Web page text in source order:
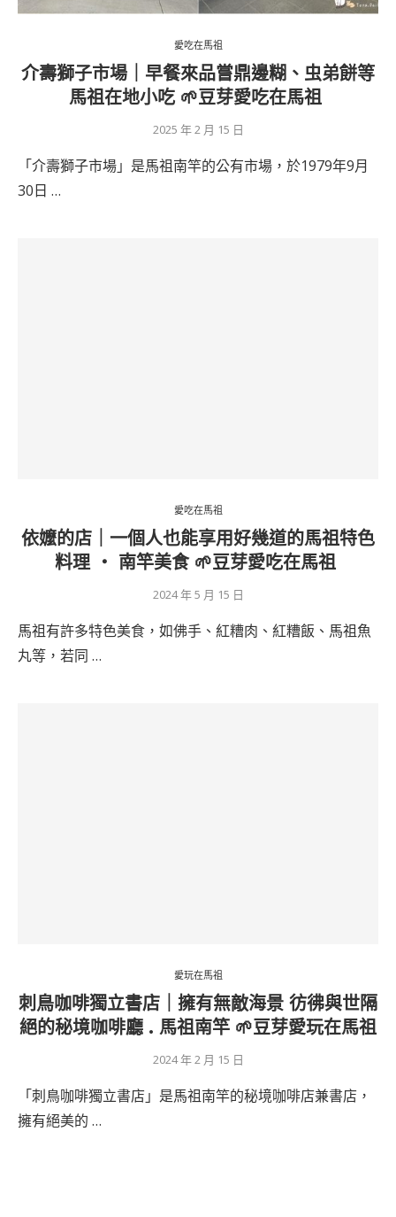
愛吃在馬祖
介壽獅子市場｜早餐來品嘗鼎邊糊、虫弟餅等
馬祖在地小吃 🌱豆芽愛吃在馬祖
2025 年 2 月 15 日
「介壽獅子市場」是馬祖南竿的公有市場，於1979年9月
30日 …
愛吃在馬祖
依嬤的店｜一個人也能享用好幾道的馬祖特色
料理 ‧ 南竿美食 🌱豆芽愛吃在馬祖
2024 年 5 月 15 日
馬祖有許多特色美食，如佛手、紅糟肉、紅糟飯、馬祖魚
丸等，若同 …
愛玩在馬祖
刺鳥咖啡獨立書店｜擁有無敵海景 彷彿與世隔
絕的秘境咖啡廳 . 馬祖南竿 🌱豆芽愛玩在馬祖
2024 年 2 月 15 日
「刺鳥咖啡獨立書店」是馬祖南竿的秘境咖啡店兼書店，
擁有絕美的 …